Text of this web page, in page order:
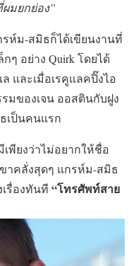
มยกย่อง”
ห์ม-สมิธก็ได้เขียนงานที่
อย่าง Quirk โดยได้
และเมื่อเรคูแลคปิ๊งไอ
รมของเจน ออสตินกับฝูง
เป็นคนแรก
พียงว่าไม่อยากให้ชื่อ
าคลั่งสุดๆ แกรห์ม-สมิธ
รื่องทันที “โทรศัพท์สาย